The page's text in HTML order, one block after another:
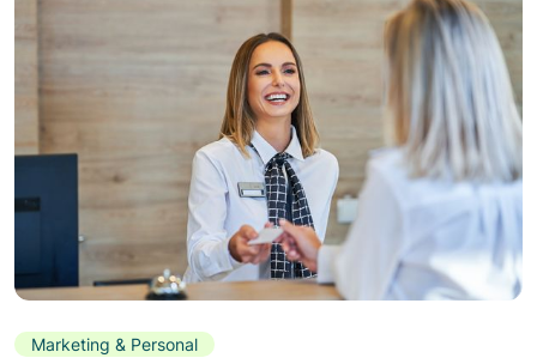
Marketing & Personal